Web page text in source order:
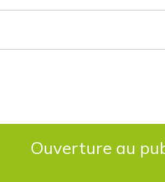
Ouverture au